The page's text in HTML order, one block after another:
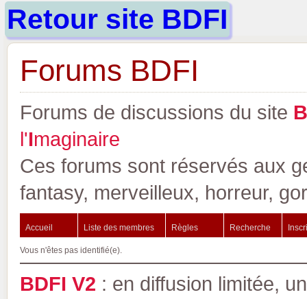
Retour site BDFI
Forums BDFI
Forums de discussions du site B
l'Imaginaire
Ces forums sont réservés aux
fantasy, merveilleux, horreur,
Accueil Liste des membres Règles Recherche
Vous n'êtes pas identifié(e).
BDFI V2 : en diffusion limitée,